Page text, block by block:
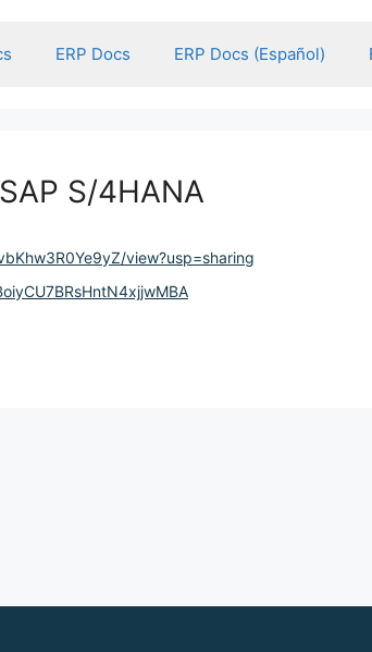
ERP Docs ERP Docs (Español)
S/4HANA
view?usp=sharing